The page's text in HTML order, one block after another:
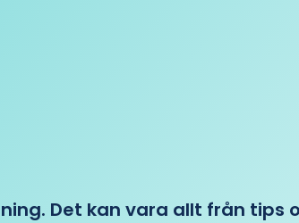
Det kan vara allt från tips